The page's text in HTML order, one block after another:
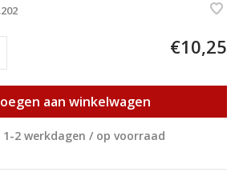
€10,25
aan winkelwagen
2 werkdagen / op voorraad